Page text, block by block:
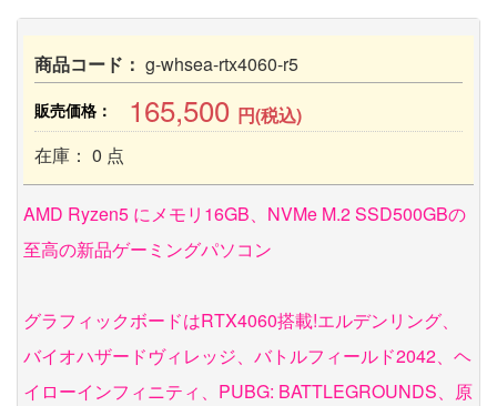
商品コード： g-whsea-rtx4060-r5
販売価格： 165,500 円(税込)
在庫： 0 点
AMD Ryzen5 にメモリ16GB、NVMe M.2 SSD500GBの
至高の新品ゲーミングパソコン
グラフィックボードはRTX4060搭載!エルデンリング、
バイオハザードヴィレッジ、バトルフィールド2042、ヘ
イローインフィニティ、PUBG: BATTLEGROUNDS、原